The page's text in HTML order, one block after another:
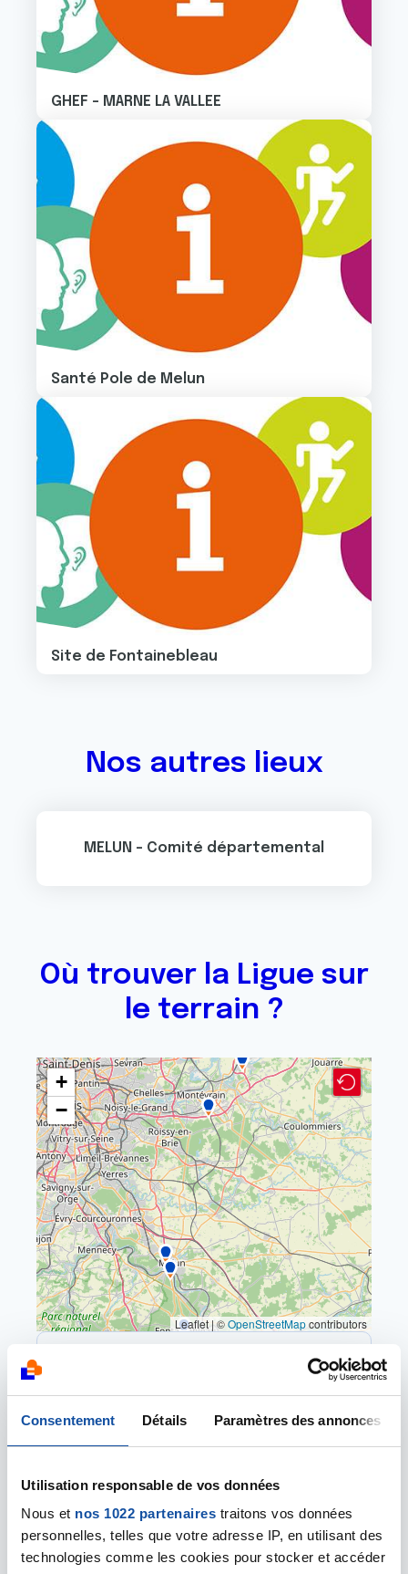
Consentement Détails Paramètres des annonces
Utilisation responsable de vos données
Nous et nos 1022 partenaires traitons vos données
personnelles, telles que votre adresse IP, en utilisant des
technologies comme les cookies pour stocker et accéder
GHEF - MARNE LA VALLEE
Image
Santé Pole de Melun
Image
Site de Fontainebleau
Nos autres lieux
MELUN - Comité départemental
Où trouver la Ligue sur
le terrain ?
+
−
Leaflet | ©OpenStreetMapcontributors
77300 FONTAINEBLEAU
JOSSIGNY - Grand Hôpital de l'Est
Francilien - Site de Marne-la-
Vallée
2 cours de la Gondoire